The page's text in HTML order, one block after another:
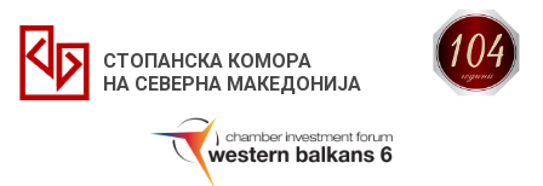
СТОПАНСКА КОМОРА
НА СЕВЕРНА МАКЕДОНИЈА